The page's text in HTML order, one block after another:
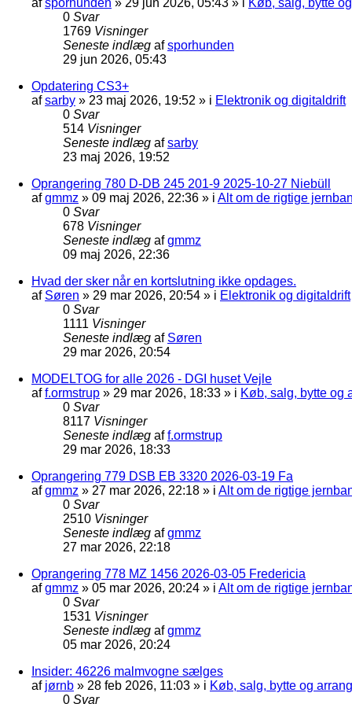
0 Svar
1769 Visninger
Seneste indlæg afsporhunden
29 jun 2026, 05:43
Opdatering CS3+
afsarby » 23 maj 2026, 19:52 » i Elektronik og digitaldrift
0 Svar
514 Visninger
Seneste indlæg afsarby
23 maj 2026, 19:52
Oprangering 780 D-DB 245 201-9 2025-10-27 Niebüll
afgmmz » 09 maj 2026, 22:36 » i Alt om de rigtige
0 Svar
678 Visninger
Seneste indlæg afgmmz
09 maj 2026, 22:36
Hvad der sker når en kortslutning ikke opdages.
af Søren » 29 mar 2026, 20:54 » i Elektronik og digitaldrift
0 Svar
1111 Visninger
Seneste indlæg af Søren
29 mar 2026, 20:54
MODELTOG for alle 2026 - DGI huset Vejle
aff.ormstrup » 29 mar 2026, 18:33 » i Køb, salg, bytte og
0 Svar
8117 Visninger
Seneste indlæg aff.ormstrup
29 mar 2026, 18:33
Oprangering 779 DSB EB 3320 2026-03-19 Fa
afgmmz » 27 mar 2026, 22:18 » i Alt om de rigtige
0 Svar
2510 Visninger
Seneste indlæg afgmmz
27 mar 2026, 22:18
Oprangering 778 MZ 1456 2026-03-05 Fredericia
afgmmz » 05 mar 2026, 20:24 » i Alt om de rigtige
0 Svar
1531 Visninger
Seneste indlæg afgmmz
05 mar 2026, 20:24
Insider: 46226 malmvogne sælges
af jørnb » 28 feb 2026, 11:03 » i Køb, salg, bytte og
0 Svar